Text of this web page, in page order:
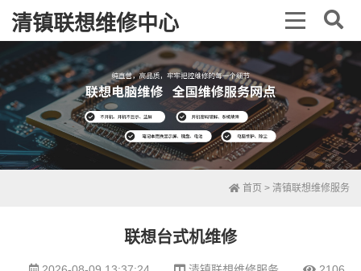
清镇联想维修中心
首页 > 清镇联想维修服务
联想台式机维修